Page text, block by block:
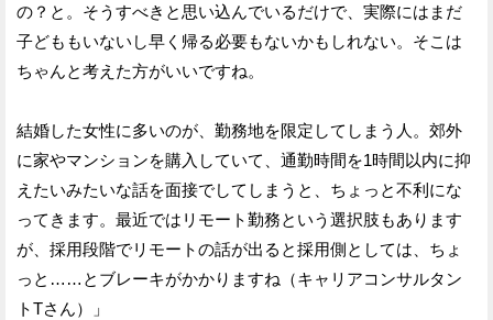
の？と。そうすべきと思い込んでいるだけで、実際にはまだ
子どももいないし早く帰る必要もないかもしれない。そこは
ちゃんと考えた方がいいですね。
結婚した女性に多いのが、勤務地を限定してしまう人。郊外
に家やマンションを購入していて、通勤時間を1時間以内に抑
えたいみたいな話を面接でしてしまうと、ちょっと不利にな
ってきます。最近ではリモート勤務という選択肢もあります
が、採用段階でリモートの話が出ると採用側としては、ちょ
っと……とブレーキがかかりますね（キャリアコンサルタン
トTさん）」